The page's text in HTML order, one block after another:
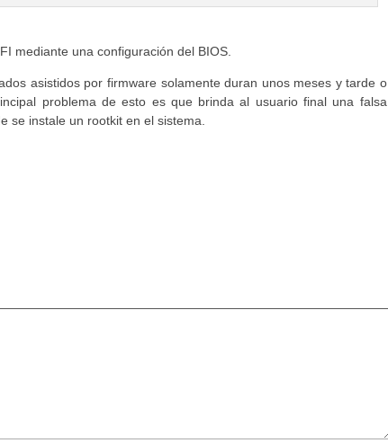
mediante una configuración del BIOS.
asistidos por firmware solamente duran unos meses y tarde o
problema de esto es que brinda al usuario final una falsa
se instale un rootkit en el sistema.